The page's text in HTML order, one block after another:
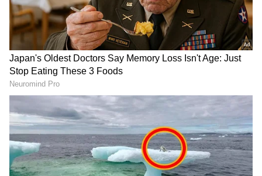
ಈ ಹಿಂದೆ 17 ಪ್ರಕರಣಗಳು ಹಾಗೂ ಆರೋಪಿ ರವಿ ವಿರುದ್ಧ 9
ಪ್ರಕರಣಗಳು ದಾಖಲಾಗಿವೆ. ಹಲವು ಪ್ರಕರಣಗಳಲ್ಲಿ ಜೈಲು
ಸೇರಿದ್ದ ಆರೋಪಿಗಳು, ಜಾಮೀನು ಪಡೆದು ಹೊರಬಂದ
ಬಳಿಕವೂ ತಮ್ಮ ಹಳೇ ಚಾಳಿ ಮುಂದುವರೆಸಿದ್ದರು ಎಂಬುದು
ವಿಚಾರಣೆಯಿಂದ ತಿಳಿದು ಬಂದಿದೆ.
ಮೋಜು-ಮಸ್ತಿಗಾಗಿ ಕಳ್ಳತನ
ಆರೋಪಿಗಳಿಗೆ ಮದ್ಯ, ಹೆಂಗಸರ ಚಟವಿದ್ದು, ತಮ್ಮ ಮೋಜು-
(kannada news live
) ಸಂಪೂರ್ಣ ಮಾಹಿತಿ ಒಂದೇ
ಕ್ಲಿಕ್‌ನಲ್ಲಿ ಲಭ್ಯ. ಏಷ್ಯಾನೆಟ್ ಸುವರ್ಣ ನ್ಯೂಸ್ ಅಧಿಕೃತ
ಆ್ಯಪ್ ಡೌನ್‌ಲೋಡ್ ಮಾಡಿ ಹಾಗು ಎಲ್ಲಾ ಅಪ್‌ಡೇಟ್
ಗಳನ್ನು ಪಡೆಯಿರಿ